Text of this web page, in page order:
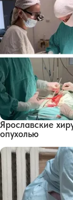
Ярославские
опухолью